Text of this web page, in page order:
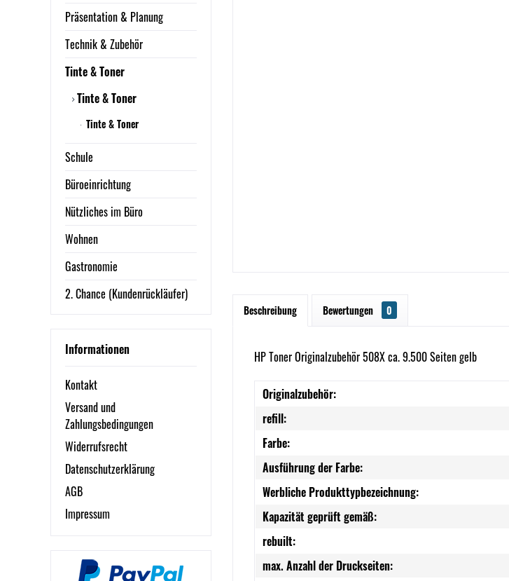
Präsentation & Planung
Technik & Zubehör
Tinte & Toner
Tinte & Toner
Tinte & Toner
Schule
Büroeinrichtung
Nützliches im Büro
Wohnen
Gastronomie
2. Chance (Kundenrückläufer)
Informationen
Kontakt
Versand und
Zahlungsbedingungen
Widerrufsrecht
Datenschutzerklärung
AGB
Impressum
Beschreibung Bewertungen 0
HP Toner Originalzubehör 508X ca. 9.500 Seiten gelb
Originalzubehör:
refill:
Farbe:
Ausführung der Farbe:
Werbliche Produkttypbezeichnung:
Kapazität geprüft gemäß:
rebuilt:
max. Anzahl der Druckseiten: